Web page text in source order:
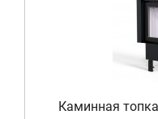
Каминная топка